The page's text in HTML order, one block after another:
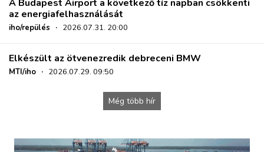
A Budapest Airport a következő tíz napban csökkenti
az energiafelhasználását
iho/repülés · 2026.07.31. 20:00
Elkészült az ötvenezredik debreceni BMW
MTI/iho · 2026.07.29. 09:50
Még több hír